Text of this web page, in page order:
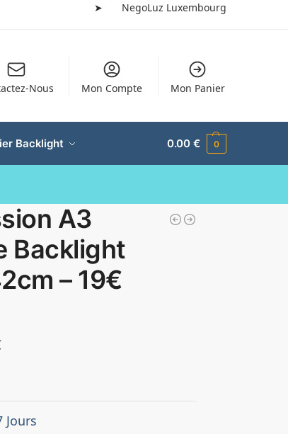
➤ NegoLuz Luxembourg
Nous Mon Compte Mon Panier
Backlight 0.00€ 0
A3
Backlight
– 19€
Jours